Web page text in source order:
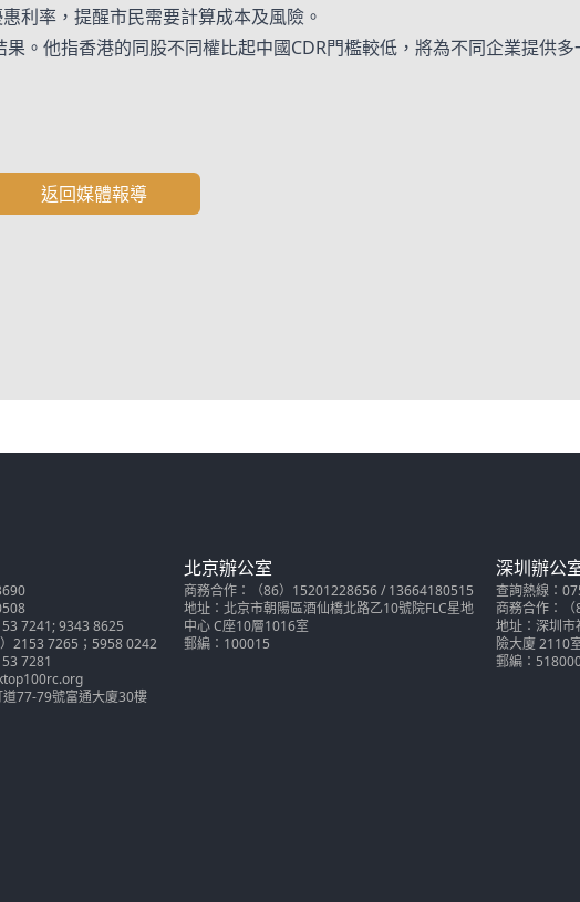
利率，提醒市民需要計算成本及風險。
。他指香港的同股不同權比起中國CDR門檻較低，將為不同企業提供多
返回媒體報導
7241; 9343 8625
2153 7265；5958 0242
7281
77-79號富通大廈30樓
北京辦公室
商務合作：（86）15201228656 / 13664180515
地址：北京市朝陽區酒仙橋北路乙10號院FLC星地
中心 C座10層1016室
郵編：100015
深圳辦公
查詢熱線：
商務合作：
地址：深圳
險大廈 2110
郵編：